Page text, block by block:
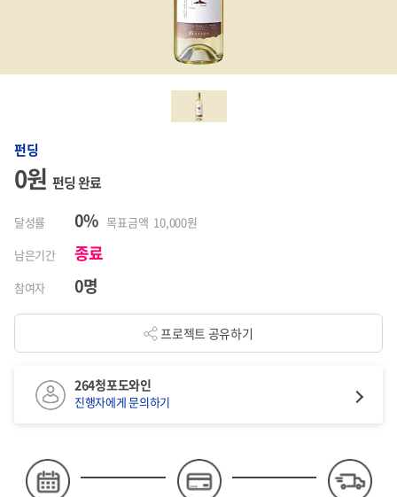
펀딩
0원 펀딩 완료
달성률 0% 목표금액 10,000원
남은기간
종료
참여자 0명
프로젝트 공유하기
264청포도와인
진행자에게 문의하기